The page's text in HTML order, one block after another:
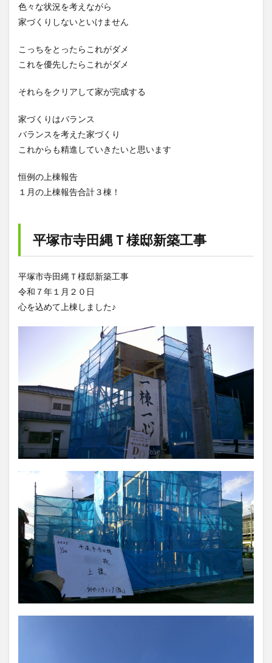
色々な状況を考えながら
家づくりしないといけません
こっちをとったらこれがダメ
これを優先したらこれがダメ
それらをクリアして家が完成する
家づくりはバランス
バランスを考えた家づくり
これからも精進していきたいと思います
恒例の上棟報告
１月の上棟報告合計３棟！
平塚市寺田縄Ｔ様邸新築工事
平塚市寺田縄Ｔ様邸新築工事
令和７年１月２０日
心を込めて上棟しました♪